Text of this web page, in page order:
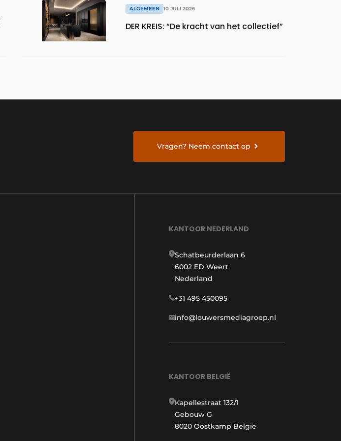
ALGEMEEN 10 JULI 2026
DER KREIS: “De kracht van het collectief”
Vragen? Neem contact op
KANTOOR NEDERLAND
Schatbeurderlaan 6
6002 ED Weert
Nederland
+31 495 450095
info@louwersmediagroep.nl
KANTOOR BELGIË
Kapellestraat 132/1
Gebouw G
8020 Oostkamp België